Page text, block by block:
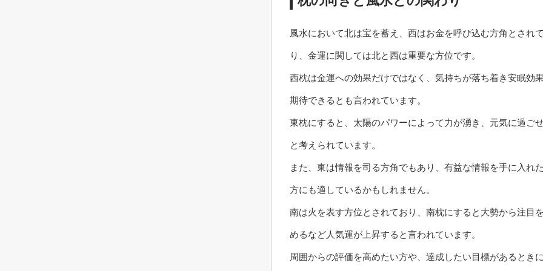
風水において北は宝を蓄え、西はお金を呼び込む方角とされ
り、金運に関しては北と西は重要な方位です。
西枕は金運への効果だけではなく、気持ちが落ち着き安眠効
期待できるとも言われています。
東枕にすると、太陽のパワーによって力が湧き、元気に過ご
と考えられています。
また、東は情報を司る方角でもあり、有益な情報を手に入れ
方にも適しているかもしれません。
南は火を表す方位とされており、南枕にすると大勢から注目
めるなど人気運が上昇すると言われています。
周囲からの評価を高めたい方や、達成したい目標があるとき